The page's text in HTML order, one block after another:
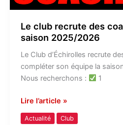
Le club recrute des
saison 2025/2026
Le Club d’Échirolles recrute
compléter son équipe la
Nous recherchons :
1
Lire l’article »
Actualité Club